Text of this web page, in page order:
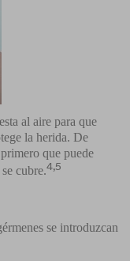
al aire para que
la herida. De
que puede
cubre.4,5
se introduzcan